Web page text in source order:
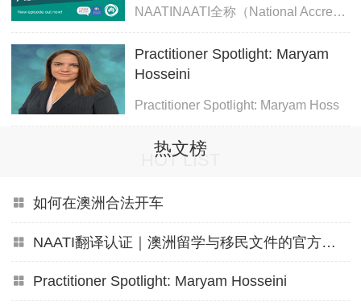
NAATINAATI全称（National Accreditation
Practitioner Spotlight: Maryam
Hosseini
Practitioner Spotlight: Maryam Hoss
热文榜
HOT LIST
如何在澳洲合法开车
NAATI翻译认证｜澳洲留学与移民文件的官方通行证
Practitioner Spotlight: Maryam Hosseini